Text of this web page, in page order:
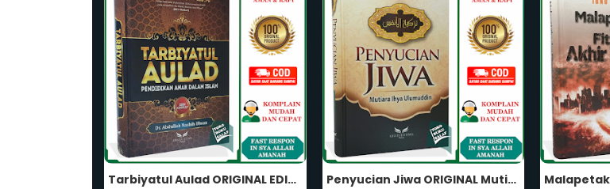
Penyucian Jiwa ORIGINAL Mutiara Ihya Ulumuddin Karya Sa'id Hawa Buku Tazkiyatun Nafs Penerbit Khatulistiwa Malapetaka dan Fitnah Akhir Zaman ORIGINAL Karya Imam Ibnu Katsir Al-Bidayah Wan Nihayah Penerbit Khatulistiwa